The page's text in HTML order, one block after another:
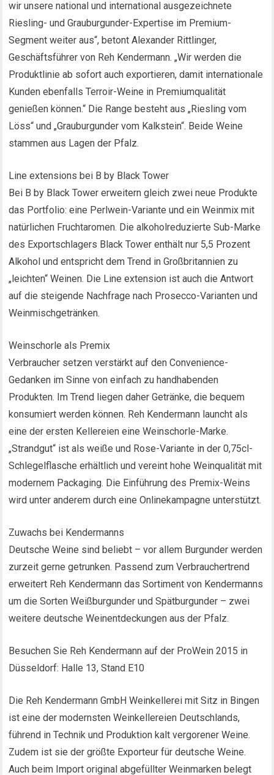
wir unsere national und international ausgezeichnete
Riesling- und Grauburgunder-Expertise im Premium-
Segment weiter aus“, betont Alexander Rittlinger,
Geschäftsführer von Reh Kendermann. „Wir werden die
Produktlinie ab sofort auch exportieren, damit internationale
Kunden ebenfalls Terroir-Weine in Premiumqualität
genießen können.“ Die Range besteht aus „Riesling vom
Löss“ und „Grauburgunder vom Kalkstein“. Beide Weine
stammen aus Lagen der Pfalz.
Line extensions bei B by Black Tower
Bei B by Black Tower erweitern gleich zwei neue Produkte
das Portfolio: eine Perlwein-Variante und ein Weinmix mit
natürlichen Fruchtaromen. Die alkoholreduzierte Sub-Marke
des Exportschlagers Black Tower enthält nur 5,5 Prozent
Alkohol und entspricht dem Trend in Großbritannien zu
„leichten“ Weinen. Die Line extension ist auch die Antwort
auf die steigende Nachfrage nach Prosecco-Varianten und
Weinmischgetränken.
Weinschorle als Premix
Verbraucher setzen verstärkt auf den Convenience-
Gedanken im Sinne von einfach zu handhabenden
Produkten. Im Trend liegen daher Getränke, die bequem
konsumiert werden können. Reh Kendermann launcht als
eine der ersten Kellereien eine Weinschorle-Marke.
„Strandgut“ ist als weiße und Rose-Variante in der 0,75cl-
Schlegelflasche erhältlich und vereint hohe Weinqualität mit
modernem Packaging. Die Einführung des Premix-Weins
wird unter anderem durch eine Onlinekampagne unterstützt.
Zuwachs bei Kendermanns
Deutsche Weine sind beliebt – vor allem Burgunder werden
zurzeit gerne getrunken. Passend zum Verbrauchertrend
erweitert Reh Kendermann das Sortiment von Kendermanns
um die Sorten Weißburgunder und Spätburgunder – zwei
weitere deutsche Weinentdeckungen aus der Pfalz.
Besuchen Sie Reh Kendermann auf der ProWein 2015 in
Düsseldorf: Halle 13, Stand E10
Die Reh Kendermann GmbH Weinkellerei mit Sitz in Bingen
ist eine der modernsten Weinkellereien Deutschlands,
führend in Technik und Produktion kalt vergorener Weine.
Zudem ist sie der größte Exporteur für deutsche Weine.
Auch beim Import original abgefüllter Weinmarken belegt